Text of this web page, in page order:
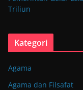
Triliun
Kategori
Agama
Agama dan Filsafat